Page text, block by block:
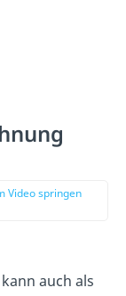
Video springen
kann auch als